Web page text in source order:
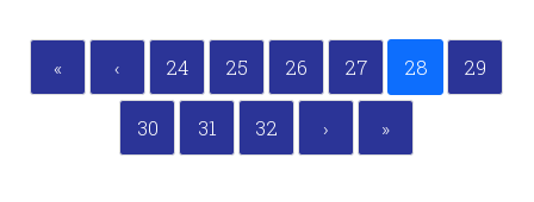
« ‹ 24 25 26 27 28 29
30 31 32 › »